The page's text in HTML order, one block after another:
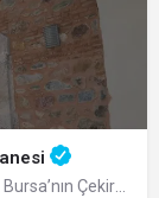
1.Murat Hüdavendigar Külliye ve İmarethanesi Bursa’nın Çekirge Mahallesi’ndeki…